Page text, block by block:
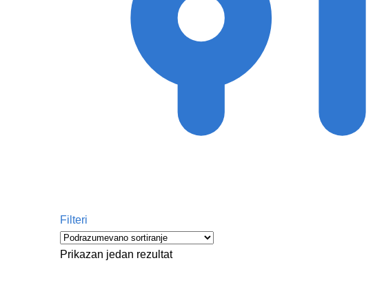
Filteri
Prikazan jedan rezultat